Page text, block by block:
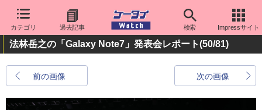
カテゴリ 過去記事 検索 Impressサイト
法林岳之の「Galaxy Note7」発表会レポート(50/81)
前の画像 次の画像